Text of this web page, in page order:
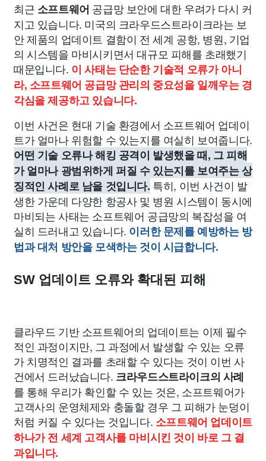
최근 소프트웨어 공급망 보안에 대한 우려가 다시 커
지고 있습니다. 미국의 크라우드스트라이크라는 보
안 제품의 업데이트 결함이 전 세계 공항, 병원, 기업
의 시스템을 마비시키면서 대규모 피해를 초래했기
때문입니다. 이 사태는 단순한 기술적 오류가 아니
라, 소프트웨어 공급망 관리의 중요성을 일깨우는 경
각심을 제공하고 있습니다.
이번 사건은 현대 기술 환경에서 소프트웨어 업데이
트가 얼마나 위험할 수 있는지를 여실히 보여줍니다.
어떤 기술 오류나 해킹 공격이 발생했을 때, 그 피해
가 얼마나 광범위하게 퍼질 수 있는지를 보여주는 상
징적인 사례로 남을 것입니다. 특히, 이번 사건이 발
생한 가운데 다양한 항공사 및 병원 시스템이 동시에
마비되는 사태는 소프트웨어 공급망의 복잡성을 여
실히 드러내고 있습니다. 이러한 문제를 예방하는 방
법과 대처 방안을 모색하는 것이 시급합니다.
SW 업데이트 오류와 확대된 피해
클라우드 기반 소프트웨어의 업데이트는 이제 필수
적인 과정이지만, 그 과정에서 발생할 수 있는 오류
가 치명적인 결과를 초래할 수 있다는 것이 이번 사
건에서 드러났습니다. 크라우드스트라이크의 사례
를 통해 우리가 확인할 수 있는 것은, 소프트웨어가
고객사의 운영체제와 충돌할 경우 그 피해가 눈덩이
처럼 커질 수 있다는 것입니다. 소프트웨어 업데이트
하나가 전 세계 고객사를 마비시킨 것이 바로 그 결
과입니다.